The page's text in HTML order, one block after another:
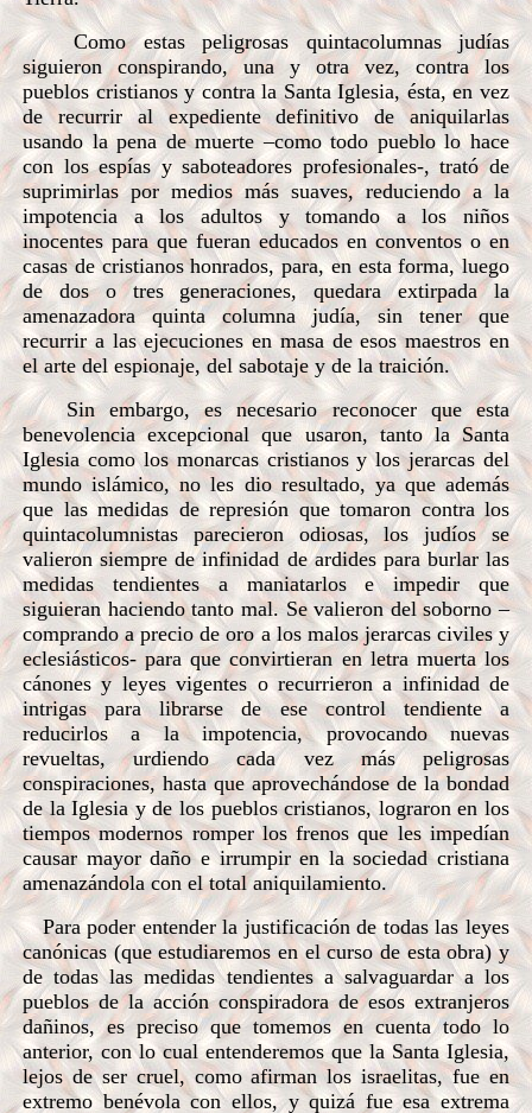
Como estas peligrosas quintacolumnas judías
siguieron conspirando, una y otra vez, contra los
pueblos cristianos y contra la Santa Iglesia, ésta, en vez
de recurrir al expediente definitivo de aniquilarlas
usando la pena de muerte –como todo pueblo lo hace
con los espías y saboteadores profesionales-, trató de
suprimirlas por medios más suaves, reduciendo a la
impotencia a los adultos y tomando a los niños
inocentes para que fueran educados en conventos o en
casas de cristianos honrados, para, en esta forma, luego
de dos o tres generaciones, quedara extirpada la
amenazadora quinta columna judía, sin tener que
recurrir a las ejecuciones en masa de esos maestros en
el arte del espionaje, del sabotaje y de la traición.
Sin embargo, es necesario reconocer que esta
benevolencia excepcional que usaron, tanto la Santa
Iglesia como los monarcas cristianos y los jerarcas del
mundo islámico, no les dio resultado, ya que además
que las medidas de represión que tomaron contra los
quintacolumnistas parecieron odiosas, los judíos se
valieron siempre de infinidad de ardides para burlar las
medidas tendientes a maniatarlos e impedir que
siguieran haciendo tanto mal. Se valieron del soborno –
comprando a precio de oro a los malos jerarcas civiles y
eclesiásticos- para que convirtieran en letra muerta los
cánones y leyes vigentes o recurrieron a infinidad de
intrigas para librarse de ese control tendiente a
reducirlos a la impotencia, provocando nuevas
revueltas, urdiendo cada vez más peligrosas
conspiraciones, hasta que aprovechándose de la bondad
de la Iglesia y de los pueblos cristianos, lograron en los
tiempos modernos romper los frenos que les impedían
causar mayor daño e irrumpir en la sociedad cristiana
amenazándola con el total aniquilamiento.
Para poder entender la justificación de todas las leyes
canónicas (que estudiaremos en el curso de esta obra) y
de todas las medidas tendientes a salvaguardar a los
pueblos de la acción conspiradora de esos extranjeros
dañinos, es preciso que tomemos en cuenta todo lo
anterior, con lo cual entenderemos que la Santa Iglesia,
lejos de ser cruel, como afirman los israelitas, fue en
extremo benévola con ellos, y quizá fue esa extrema